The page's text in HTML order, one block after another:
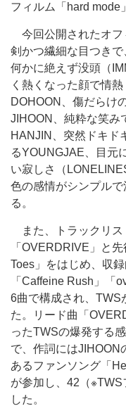
フィルム「hard mode
今回公開されたオフ
剣かつ繊細な目つきで
何かに絶えず没頭（
く熱くなった顔で情
DOHOON、傷だらけ
JIHOON、純粋な笑み
HANJIN、突然ドキド
るYOUNGJAE、目元
い寂しさ（
色の感情がシンプル
る。
また、トラックリス
「OVERDRIVE」と
Toes」をはじめ、収
「Caffeine Rush」「
6曲で構成され、TWS
た。リード曲「
ったTWSの爆発する
で、作詞にはJIHOON
あるファンソング「
が参加し、42（
した。